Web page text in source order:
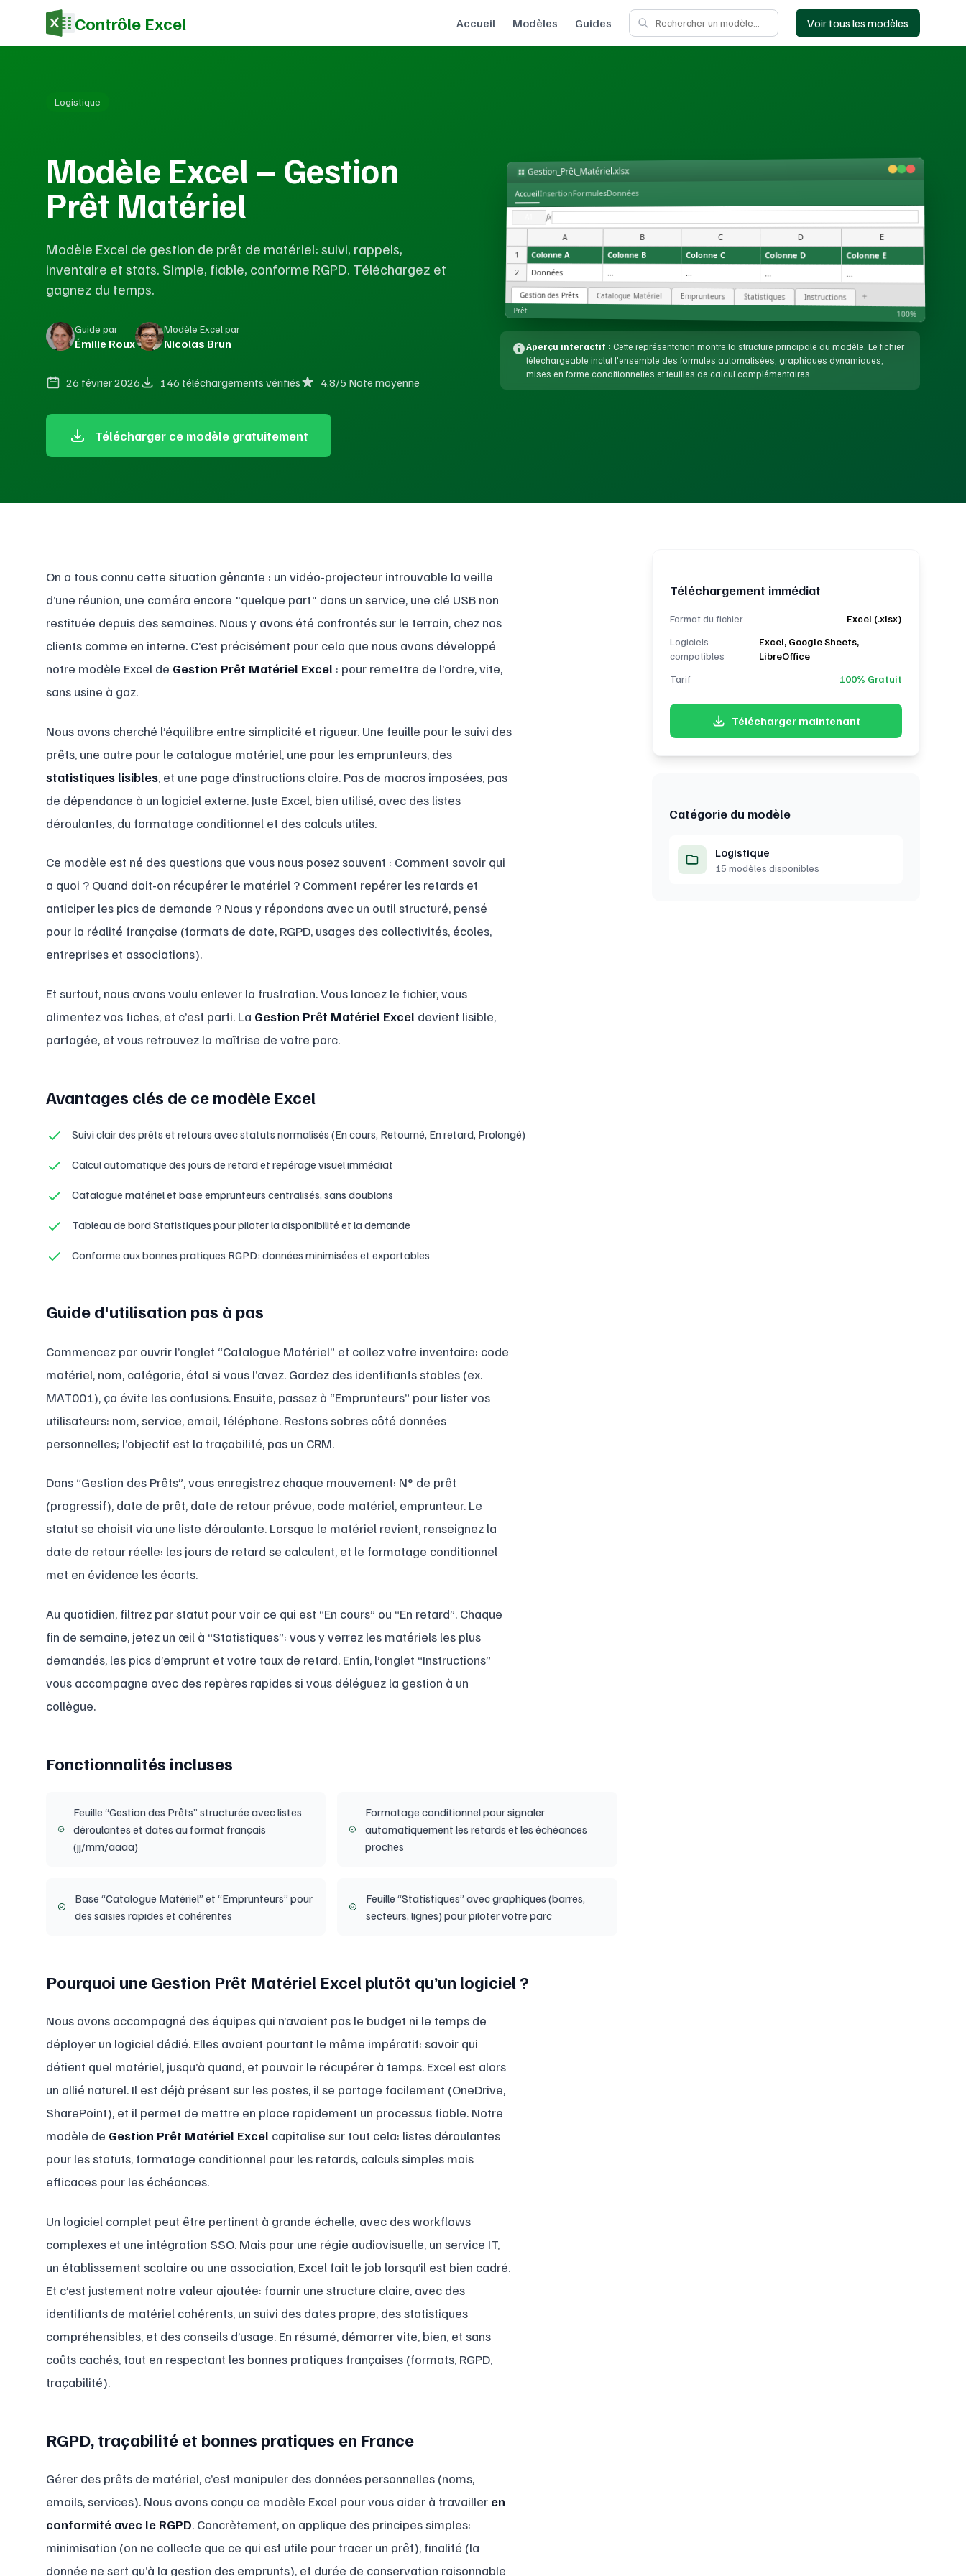
Contrôle Excel Accueil Modèles Guides Voir tous les modèles
Logistique
Modèle Excel – Gestion
Prêt Matériel
Modèle Excel de gestion de prêt de matériel: suivi, rappels,
inventaire et stats. Simple, fiable, conforme RGPD. Téléchargez et
gagnez du temps.
Guide par
Émilie Roux
Modèle Excel par
Nicolas Brun
26 février 2026 146 téléchargements vérifiés 4.8/5 Note moyenne
Télécharger ce modèle gratuitement
Gestion_Prêt_Matériel.xlsx
AccueilInsertionFormulesDonnées
fx
A B C D E
1 Colonne A Colonne B Colonne C Colonne D Colonne E
2 Données ... ... ... ...
Gestion des Prêts Catalogue Matériel Emprunteurs Statistiques Instructions +
Prêt 100%
Aperçu interactif : Cette représentation montre la structure principale du modèle. Le fichier
téléchargeable inclut l'ensemble des formules automatisées, graphiques dynamiques,
mises en forme conditionnelles et feuilles de calcul complémentaires.
On a tous connu cette situation gênante : un vidéo-projecteur introuvable la veille
d’une réunion, une caméra encore "quelque part" dans un service, une clé USB non
restituée depuis des semaines. Nous y avons été confrontés sur le terrain, chez nos
clients comme en interne. C’est précisément pour cela que nous avons développé
notre modèle Excel de Gestion Prêt Matériel Excel : pour remettre de l’ordre, vite,
sans usine à gaz.
Nous avons cherché l’équilibre entre simplicité et rigueur. Une feuille pour le suivi des
prêts, une autre pour le catalogue matériel, une pour les emprunteurs, des
statistiques lisibles, et une page d’instructions claire. Pas de macros imposées, pas
de dépendance à un logiciel externe. Juste Excel, bien utilisé, avec des listes
déroulantes, du formatage conditionnel et des calculs utiles.
Ce modèle est né des questions que vous nous posez souvent : Comment savoir qui
a quoi ? Quand doit-on récupérer le matériel ? Comment repérer les retards et
anticiper les pics de demande ? Nous y répondons avec un outil structuré, pensé
pour la réalité française (formats de date, RGPD, usages des collectivités, écoles,
entreprises et associations).
Et surtout, nous avons voulu enlever la frustration. Vous lancez le fichier, vous
alimentez vos fiches, et c’est parti. La Gestion Prêt Matériel Excel devient lisible,
partagée, et vous retrouvez la maîtrise de votre parc.
Avantages clés de ce modèle Excel
Suivi clair des prêts et retours avec statuts normalisés (En cours, Retourné, En retard, Prolongé)
Calcul automatique des jours de retard et repérage visuel immédiat
Catalogue matériel et base emprunteurs centralisés, sans doublons
Tableau de bord Statistiques pour piloter la disponibilité et la demande
Conforme aux bonnes pratiques RGPD: données minimisées et exportables
Guide d'utilisation pas à pas
Commencez par ouvrir l’onglet “Catalogue Matériel” et collez votre inventaire: code
matériel, nom, catégorie, état si vous l’avez. Gardez des identifiants stables (ex.
MAT001), ça évite les confusions. Ensuite, passez à “Emprunteurs” pour lister vos
utilisateurs: nom, service, email, téléphone. Restons sobres côté données
personnelles; l’objectif est la traçabilité, pas un CRM.
Dans “Gestion des Prêts”, vous enregistrez chaque mouvement: N° de prêt
(progressif), date de prêt, date de retour prévue, code matériel, emprunteur. Le
statut se choisit via une liste déroulante. Lorsque le matériel revient, renseignez la
date de retour réelle: les jours de retard se calculent, et le formatage conditionnel
met en évidence les écarts.
Au quotidien, filtrez par statut pour voir ce qui est “En cours” ou “En retard”. Chaque
fin de semaine, jetez un œil à “Statistiques”: vous y verrez les matériels les plus
demandés, les pics d’emprunt et votre taux de retard. Enfin, l’onglet “Instructions”
vous accompagne avec des repères rapides si vous déléguez la gestion à un
collègue.
Fonctionnalités incluses
Feuille “Gestion des Prêts” structurée avec listes
déroulantes et dates au format français
(jj/mm/aaaa)
Formatage conditionnel pour signaler
automatiquement les retards et les échéances
proches
Base “Catalogue Matériel” et “Emprunteurs” pour
des saisies rapides et cohérentes
Feuille “Statistiques” avec graphiques (barres,
secteurs, lignes) pour piloter votre parc
Pourquoi une Gestion Prêt Matériel Excel plutôt qu’un logiciel ?
Nous avons accompagné des équipes qui n’avaient pas le budget ni le temps de
déployer un logiciel dédié. Elles avaient pourtant le même impératif: savoir qui
détient quel matériel, jusqu’à quand, et pouvoir le récupérer à temps. Excel est alors
un allié naturel. Il est déjà présent sur les postes, il se partage facilement (OneDrive,
SharePoint), et il permet de mettre en place rapidement un processus fiable. Notre
modèle de Gestion Prêt Matériel Excel capitalise sur tout cela: listes déroulantes
pour les statuts, formatage conditionnel pour les retards, calculs simples mais
efficaces pour les échéances.
Un logiciel complet peut être pertinent à grande échelle, avec des workflows
complexes et une intégration SSO. Mais pour une régie audiovisuelle, un service IT,
un établissement scolaire ou une association, Excel fait le job lorsqu’il est bien cadré.
Et c’est justement notre valeur ajoutée: fournir une structure claire, avec des
identifiants de matériel cohérents, un suivi des dates propre, des statistiques
compréhensibles, et des conseils d’usage. En résumé, démarrer vite, bien, et sans
coûts cachés, tout en respectant les bonnes pratiques françaises (formats, RGPD,
traçabilité).
RGPD, traçabilité et bonnes pratiques en France
Gérer des prêts de matériel, c’est manipuler des données personnelles (noms,
emails, services). Nous avons conçu ce modèle Excel pour vous aider à travailler en
conformité avec le RGPD. Concrètement, on applique des principes simples:
minimisation (on ne collecte que ce qui est utile pour tracer un prêt), finalité (la
donnée ne sert qu’à la gestion des emprunts), et durée de conservation raisonnable
Téléchargement immédiat
Format du fichier
Excel (.xlsx)
Logiciels
compatibles
Excel, Google Sheets,
LibreOffice
Tarif
100% Gratuit
Télécharger maintenant
Catégorie du modèle
Logistique
15 modèles disponibles